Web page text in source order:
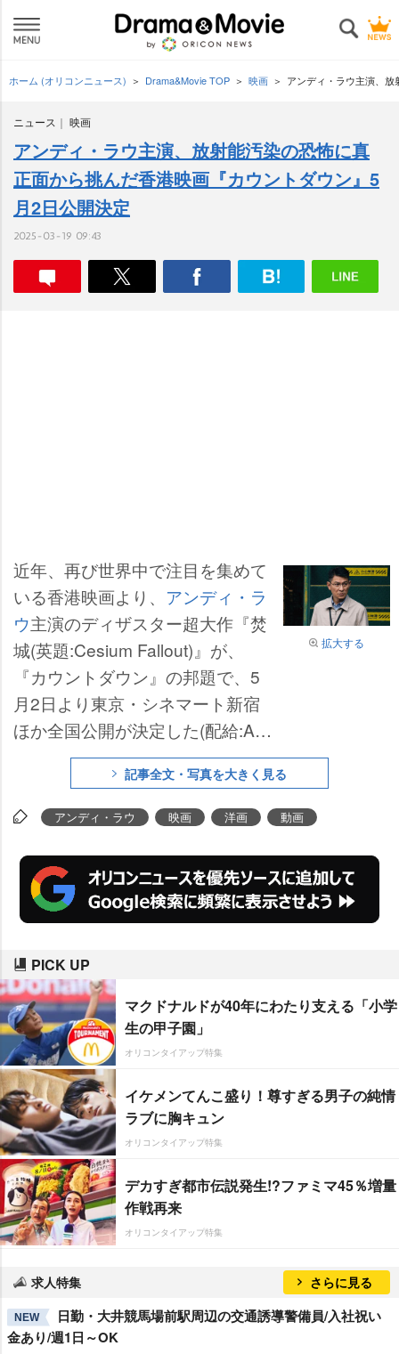
ホーム (オリコンニュース) Drama&Movie TOP 映画 アンディ・ラウ主演、
ニュース 映画
アンディ・ラウ主演、放射能汚染の恐怖に真
正面から挑んだ香港映画『カウントダウン』5
月2日公開決定
2025-03-19 09:43
拡大する
近年、再び世界中で注目を集めて
いる香港映画より、 アンディ・ラ
ウ主演のディザスター超大作『焚
城(英題:Cesium Fallout)』が、
『カウントダウン』の邦題で、5
月2日より東京・シネマート新宿
ほか全国公開が決定した(配給:AM
Gエンタテインメント)。
記事全文・写真を大きく見る
アンディ・ラウ 映画 洋画 動画
PICK UP
マクドナルドが40年にわたり支える「小学
生の甲子園」
オリコンタイアップ特集
イケメンてんこ盛り！尊すぎる男子の純情
ラブに胸キュン
オリコンタイアップ特集
デカすぎ都市伝説発生!?ファミマ45％増量
作戦再来
オリコンタイアップ特集
求人特集 さらに見る
NEW
日勤・大井競馬場前駅周辺の交通誘導警備員/入社祝い
金あり/週1日～OK